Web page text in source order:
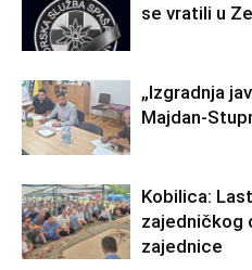
se vratili u
„Izgradnja
Majdan-
Kobilica:
zajedničkog
zajednice